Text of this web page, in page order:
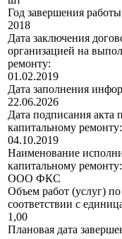
Год завершения
2018
Дата заключения
организацией на
ремонту:
01.02.2019
Дата заполнения
22.06.2026
Дата подписания акта
капитальному ремонту:
04.10.2019
Наименование
капитальному ремонту:
ООО ФКС
Объем работ (услуг)
соответствии с
1,00
Плановая дата